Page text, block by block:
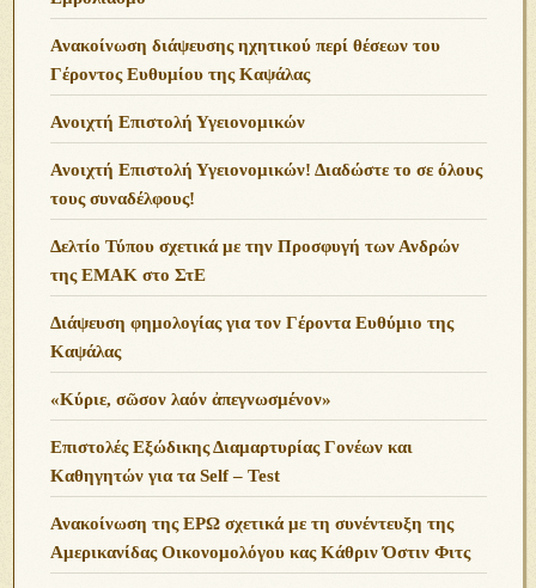
Ανακοίνωση διάψευσης ηχητικού περί θέσεων του
Γέροντος Ευθυμίου της Καψάλας
Ανοιχτή Επιστολή Υγειονομικών
Ανοιχτή Επιστολή Υγειονομικών! Διαδώστε το σε όλους
τους συναδέλφους!
Δελτίο Τύπου σχετικά με την Προσφυγή των Ανδρών
της ΕΜΑΚ στο ΣτΕ
Διάψευση φημολογίας για τον Γέροντα Ευθύμιο της
Καψάλας
«Κύριε, σῶσον λαόν ἀπεγνωσμένον»
Επιστολές Εξώδικης Διαμαρτυρίας Γονέων και
Καθηγητών για τα Self – Test
Ανακοίνωση της ΕΡΩ σχετικά με τη συνέντευξη της
Αμερικανίδας Οικονομολόγου κας Κάθριν Όστιν Φιτς